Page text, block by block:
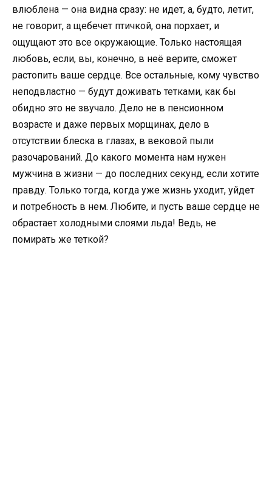
влюблена — она видна сразу: не идет, а, будто, летит,
не говорит, а щебечет птичкой, она порхает, и
ощущают это все окружающие. Только настоящая
любовь, если, вы, конечно, в неё верите, сможет
растопить ваше сердце. Все остальные, кому чувство
неподвластно — будут доживать тетками, как бы
обидно это не звучало. Дело не в пенсионном
возрасте и даже первых морщинах, дело в
отсутствии блеска в глазах, в вековой пыли
разочарований. До какого момента нам нужен
мужчина в жизни — до последних секунд, если хотите
правду. Только тогда, когда уже жизнь уходит, уйдет
и потребность в нем. Любите, и пусть ваше сердце не
обрастает холодными слоями льда! Ведь, не
помирать же теткой?